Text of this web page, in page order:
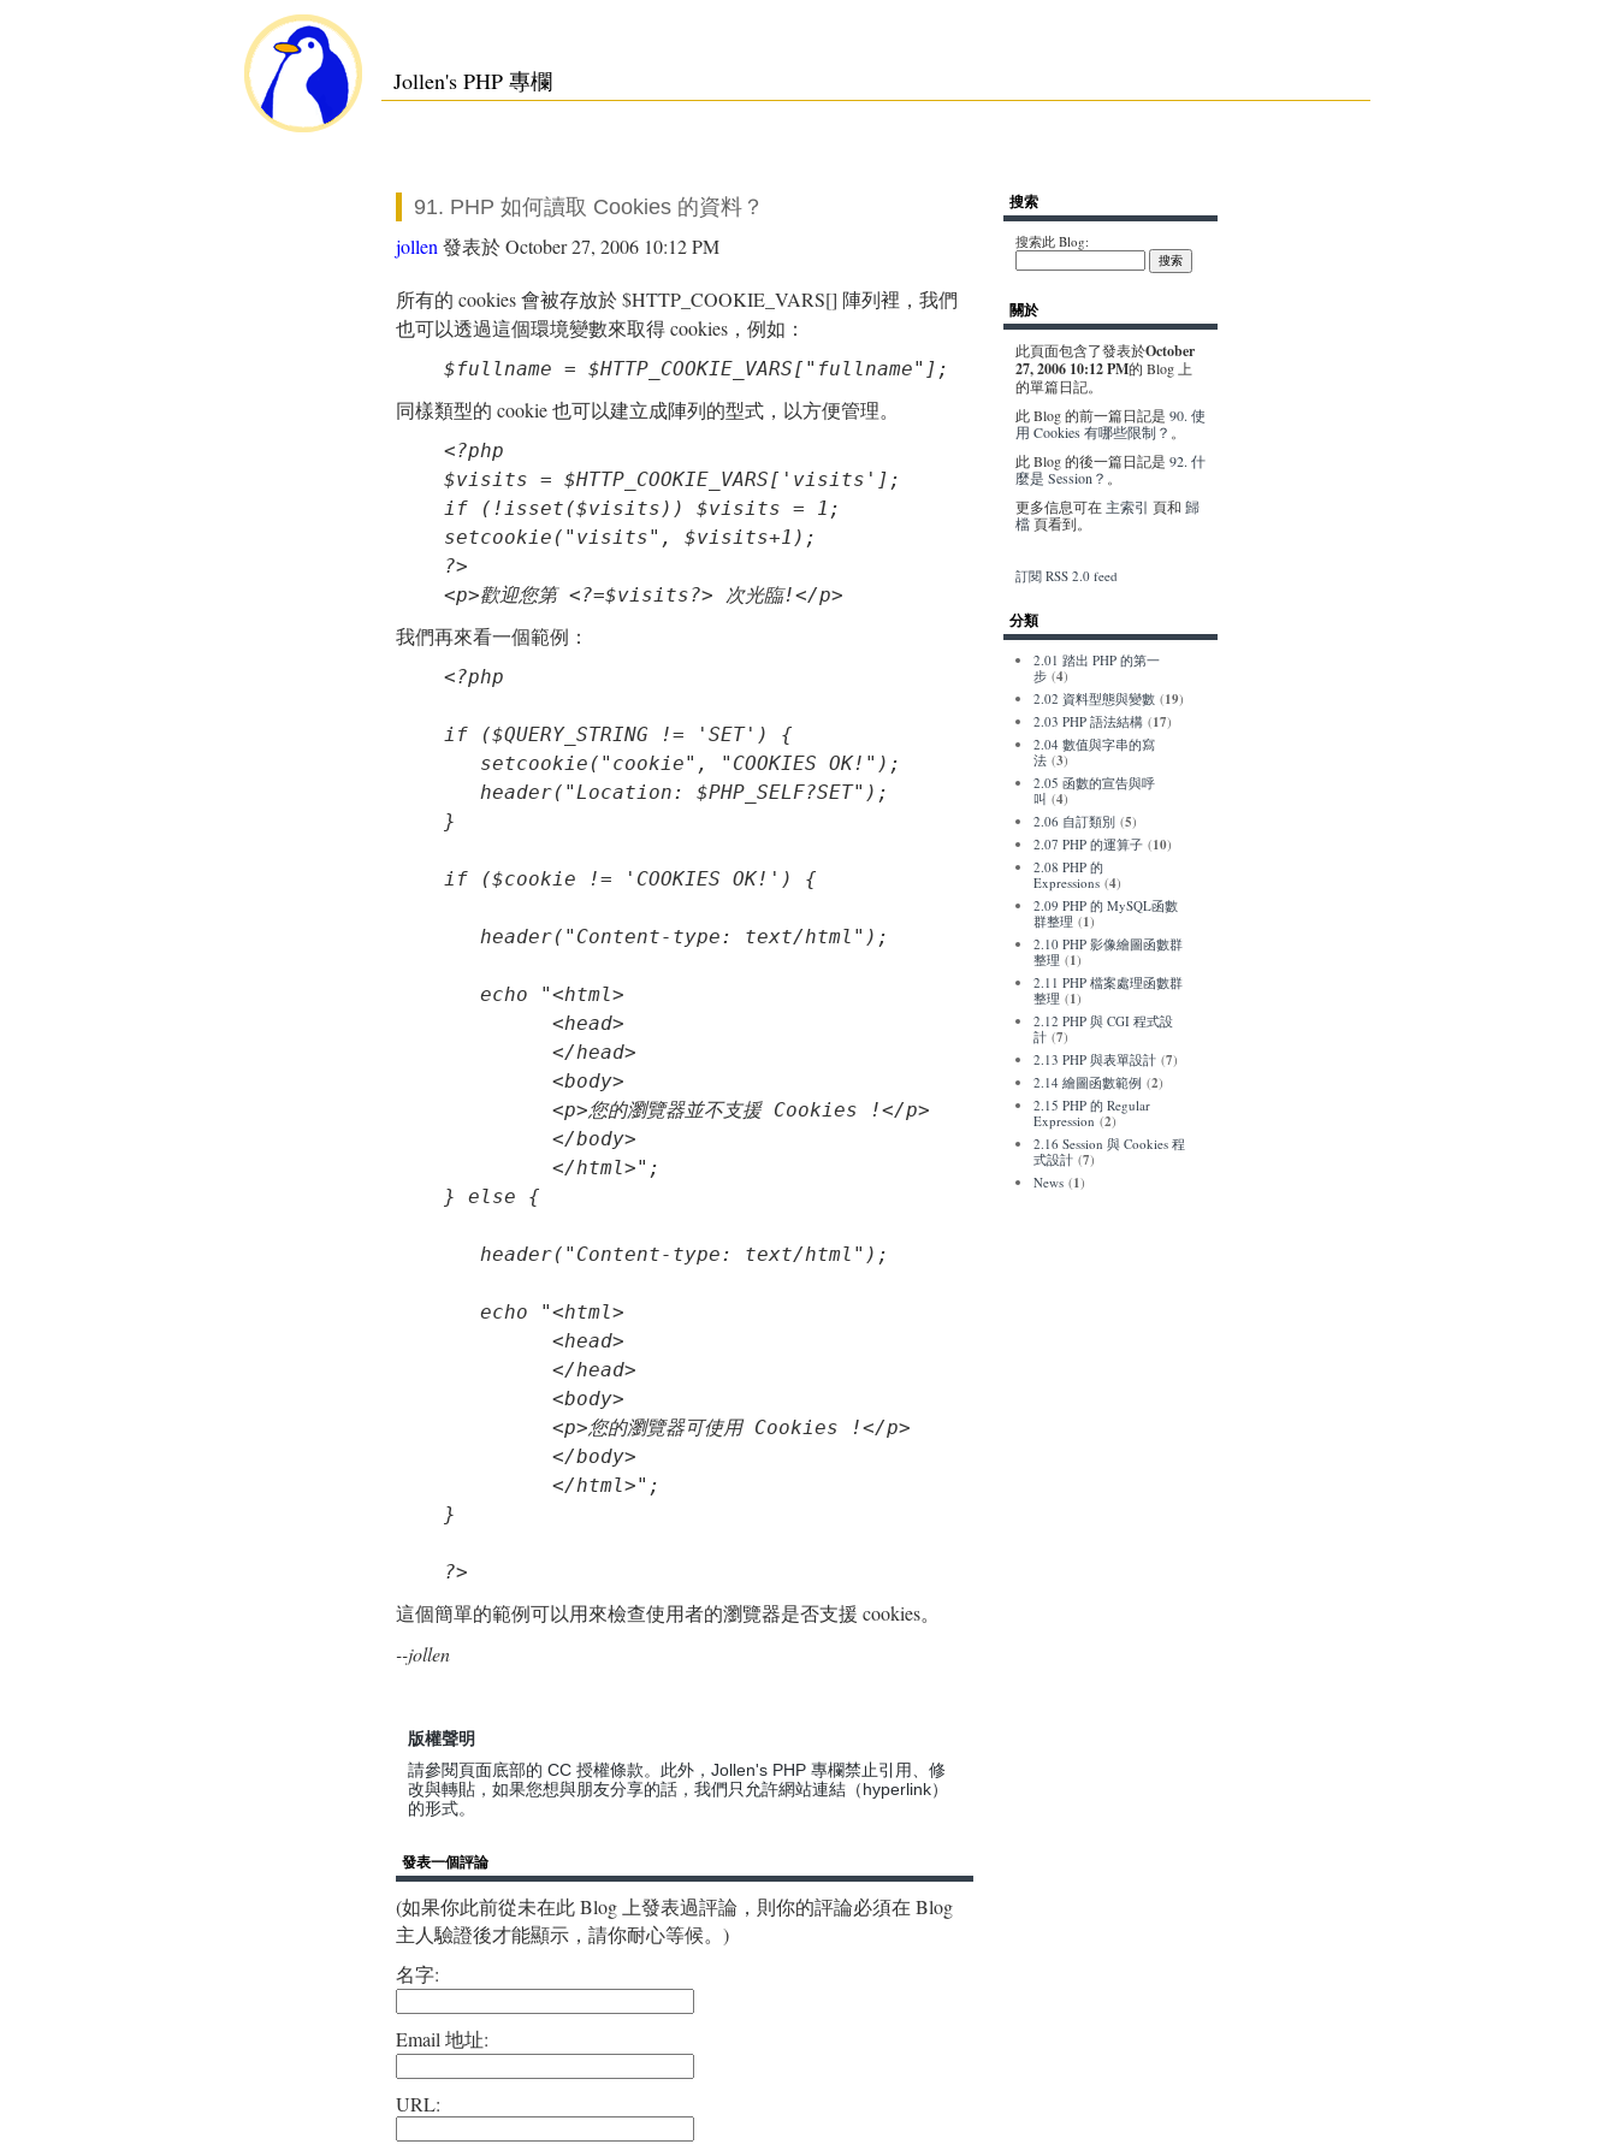
Jollen's PHP 專欄
91. PHP 如何讀取 Cookies 的資料？
jollen 發表於 October 27, 2006 10:12 PM
所有的 cookies 會被存放於 $HTTP_COOKIE_VARS[] 陣列裡，我們
也可以透過這個環境變數來取得 cookies，例如：
$fullname = $HTTP_COOKIE_VARS["fullname"];
同樣類型的 cookie 也可以建立成陣列的型式，以方便管理。
<?php
$visits = $HTTP_COOKIE_VARS['visits'];
if (!isset($visits)) $visits = 1;
setcookie("visits", $visits+1);
?>
<p>歡迎您第 <?=$visits?> 次光臨!</p>
我們再來看一個範例：
if ($QUERY_STRING != 'SET') {
   setcookie("cookie", "COOKIES OK!");
   header("Location: $PHP_SELF?SET");
   echo "<html>
         <head>
         </head>
         <body>
         <p>您的瀏覽器並不支援 Cookies !</p>
         </body>
         </html>";
   echo "<html>
         <head>
         </head>
         <body>
         <p>您的瀏覽器可使用 Cookies !</p>
         </body>
         </html>";
?>
這個簡單的範例可以用來檢查使用者的瀏覽器是否支援 cookies。
--jollen
版權聲明
請參閱頁面底部的 CC 授權條款。此外，Jollen's PHP 專欄禁止引用、修
改與轉貼，如果您想與朋友分享的話，我們只允許網站連結（hyperlink）
的形式。
發表一個評論
(如果你此前從未在此 Blog 上發表過評論，則你的評論必須在 Blog
主人驗證後才能顯示，請你耐心等候。)
名字:
Email 地址:
URL:
搜索
搜索此 Blog:
關於
此頁面包含了發表於October
27, 2006 10:12 PM的 Blog 上
的單篇日記。
此 Blog 的前一篇日記是 90. 使
用 Cookies 有哪些限制？ 。
此 Blog 的後一篇日記是 92. 什
麼是 Session？ 。
更多信息可在 主索引 頁和 歸
檔頁看到。
訂閱 RSS 2.0 feed
分類
2.01 踏出 PHP 的第一
步 (4)
2.02 資料型態與變數 (19)
2.03 PHP 語法結構 (17)
2.04 數值與字串的寫
法 (3)
2.05 函數的宣告與呼
叫 (4)
2.06 自訂類別 (5)
2.07 PHP 的運算子 (10)
2.08 PHP 的
Expressions (4)
2.09 PHP 的 MySQL函數
群整理 (1)
2.10 PHP 影像繪圖函數群
整理 (1)
2.11 PHP 檔案處理函數群
整理 (1)
2.12 PHP 與 CGI 程式設
計 (7)
2.13 PHP 與表單設計 (7)
2.14 繪圖函數範例 (2)
2.15 PHP 的 Regular
Expression (2)
2.16 Session 與 Cookies 程
式設計 (7)
News (1)